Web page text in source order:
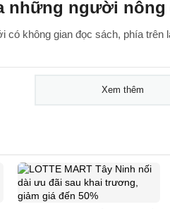
những người nông
có không gian đọc sách, phía trên
Xem thêm